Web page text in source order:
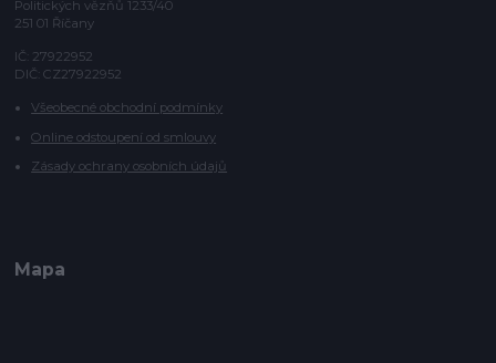
Politických vězňů 1233/40
251 01 Říčany
IČ: 27922952
DIČ: CZ27922952
Všeobecné obchodní podmínky
Online odstoupení od smlouvy
Zásady ochrany osobních údajů
Mapa